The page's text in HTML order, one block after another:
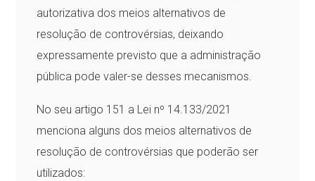
autorizativa dos meios alternativos de
resolução de controvérsias, deixando
expressamente previsto que a administração
pública pode valer-se desses mecanismos.
No seu artigo 151 a Lei nº 14.133/2021
menciona alguns dos meios alternativos de
resolução de controvérsias que poderão ser
utilizados: